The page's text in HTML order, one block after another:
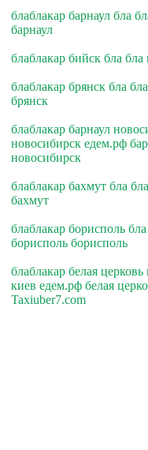
блаблакар барнаул бла
барнаул
блаблакар бийск бла
блаблакар брянск бла
брянск
блаблакар барнаул
новосибирск едем.рф
новосибирск
блаблакар бахмут бла
бахмут
блаблакар борисполь
борисполь борисполь
блаблакар белая
киев едем.рф белая
Taxiuber7.com